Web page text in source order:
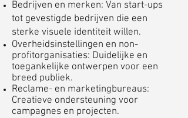
Bedrijven en merken: Van start-ups
tot gevestigde bedrijven die een
sterke visuele identiteit willen.
Overheidsinstellingen en non-
profitorganisaties: Duidelijke en
toegankelijke ontwerpen voor een
breed publiek.
Reclame- en marketingbureaus:
Creatieve ondersteuning voor
campagnes en projecten.